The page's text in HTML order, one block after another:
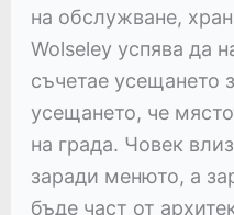
на обслужване,
Wolseley успява да
съчетае усещането
усещането, че
на града. Човек
заради менюто, а
бъде част от